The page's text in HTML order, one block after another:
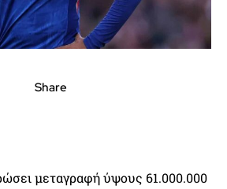
Share
μεταγραφή ύψους 61.000.000